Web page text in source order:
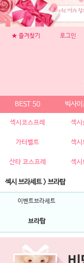
★ 즐겨찾기 로그인
BEST 50 빅사
섹시코스프레 섹시
가터벨트 섹시
산타 코스프레 섹시
섹시 브라세트>브라탑
이벤트브라세트
브라탑